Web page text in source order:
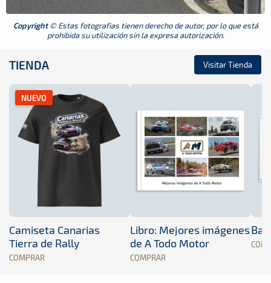
Copyright© Estas fotografias tienen derecho de autor, por lo que está
prohibida su utilización sin la expresa autorización.
TIENDA Visitar Tienda
NUEVO
Camiseta Canarias
Tierra de Rally
COMPRAR
Libro: Mejores imágenes
de A Todo Motor
COMPRAR